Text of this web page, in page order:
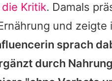
die Kritik. Damals
und
sprach
durch